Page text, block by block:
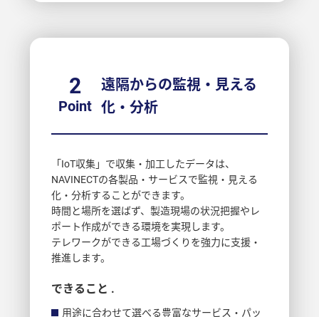
2
Point
遠隔からの監視・見える
化・分析
「IoT収集」で収集・加工したデータは、
NAVINECTの各製品・サービスで監視・見える
化・分析することができます。
時間と場所を選ばず、製造現場の状況把握やレ
ポート作成ができる環境を実現します。
テレワークができる工場づくりを強力に支援・
推進します。
できること .
用途に合わせて選べる豊富なサービス・パッ